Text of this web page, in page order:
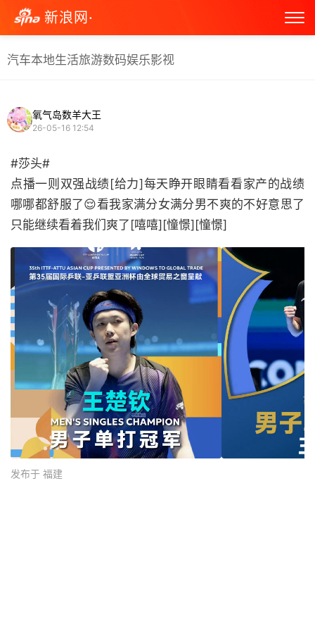
新浪网·
汽车本地生活旅游数码娱乐影视
氧气岛数羊大王
26-05-16 12:54
#莎头#
点播一则双强战绩[给力]每天睁开眼睛看看家产的战绩
哪哪都舒服了😌看我家满分女满分男不爽的不好意思了
只能继续看着我们爽了[嘻嘻][憧憬][憧憬] ​
发布于 福建